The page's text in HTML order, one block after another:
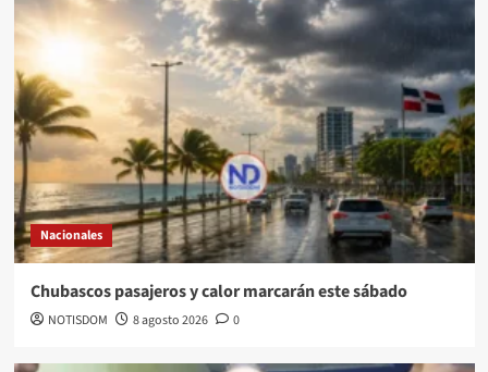
Nacionales
Chubascos pasajeros y calor marcarán este sábado
NOTISDOM 8 agosto 2026 0